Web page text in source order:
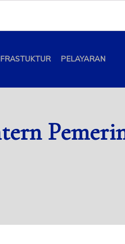
PELAYARAN